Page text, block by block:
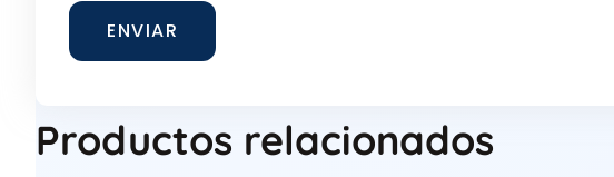
Productos relacionados